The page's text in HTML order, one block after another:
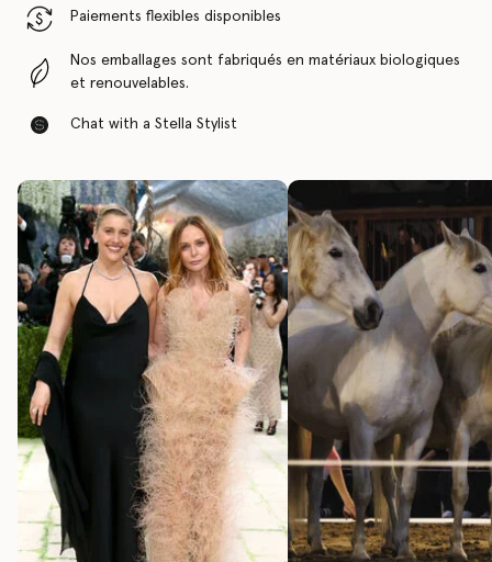
Paiements flexibles disponibles
Nos emballages sont fabriqués en matériaux biologiques
et renouvelables.
Chat with a Stella Stylist